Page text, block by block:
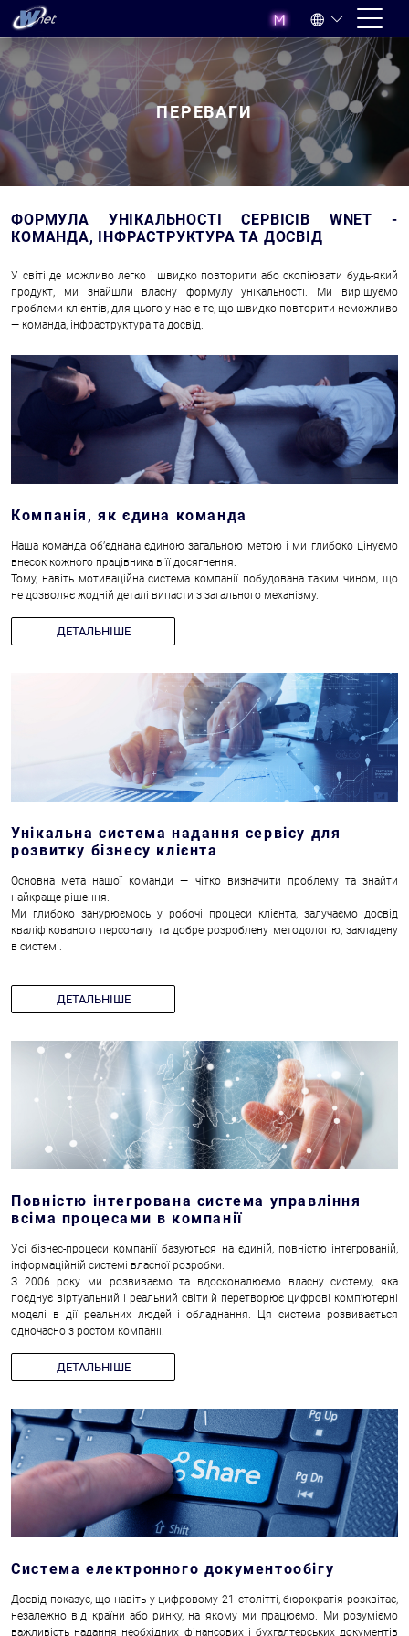
ПЕРЕВАГИ
ФОРМУЛА УНІКАЛЬНОСТІ СЕРВІСІВ WNET -
КОМАНДА, ІНФРАСТРУКТУРА ТА ДОСВІД
У світі де можливо легко і швидко повторити або скопіювати будь-який
продукт, ми знайшли власну формулу унікальності. Ми вирішуємо
проблеми клієнтів, для цього у нас є те, що швидко повторити неможливо
— команда, інфраструктура та досвід.
Компанія, як єдина команда
Наша команда об’єднана єдиною загальною метою і ми глибоко цінуємо
внесок кожного працівника в її досягнення.
Тому, навіть мотиваційна система компанії побудована таким чином, що
не дозволяє жодній деталі випасти з загального механізму.
ДЕТАЛЬНІШЕ
Унікальна система надання сервісу для
розвитку бізнесу клієнта
Основна мета нашої команди — чітко визначити проблему та знайти
найкраще рішення.
Ми глибоко занурюємось у робочі процеси клієнта, залучаємо досвід
кваліфікованого персоналу та добре розроблену методологію, закладену
в системі.
ДЕТАЛЬНІШЕ
Повністю інтегрована система управління
всіма процесами в компанії
Усі бізнес-процеси компанії базуються на єдиній, повністю інтегрованій,
інформаційній системі власної розробки.
З 2006 року ми розвиваємо та вдосконалюємо власну систему, яка
поєднує віртуальний і реальний світи й перетворює цифрові комп’ютерні
моделі в дії реальних людей і обладнання. Ця система розвивається
одночасно з ростом компанії.
ДЕТАЛЬНІШЕ
Система електронного документообігу
Досвід показує, що навіть у цифровому 21 столітті, бюрократія розквітає,
незалежно від країни або ринку, на якому ми працюємо. Ми розуміємо
важливість надання необхідних фінансових і бухгалтерських документів